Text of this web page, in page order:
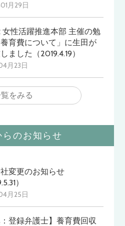
月29日
女性活躍推進本部 主催の勉
育費について」に生田が
ました（2019.4.19）
月23日
をみる
らのお知らせ
変更のお知らせ
）
月25日
：登録弁護士】養育費回収